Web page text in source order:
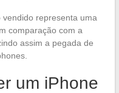
representa uma
comparação com a
assim a pegada de
um iPhone